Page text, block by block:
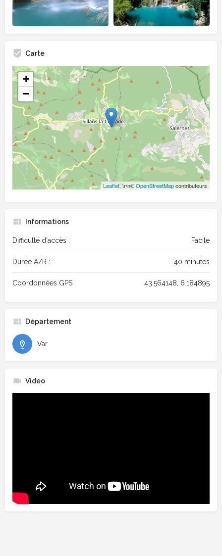
Carte
+
−
Leaflet, \r\n©OpenStreetMapcontributeurs
Informations
Difficulté d'accès : Facile
Durée A/R : 40 minutes
Coordonnées GPS : 43.564148, 6.184895
Département
Var
Video